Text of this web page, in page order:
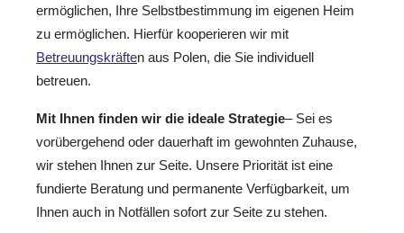
ermöglichen, Ihre Selbstbestimmung im eigenen Heim
zu ermöglichen. Hierfür kooperieren wir mit
Betreuungskräften aus Polen, die Sie individuell
betreuen.
Mit Ihnen finden wir die ideale Strategie– Sei es
vorübergehend oder dauerhaft im gewohnten Zuhause,
wir stehen Ihnen zur Seite. Unsere Priorität ist eine
fundierte Beratung und permanente Verfügbarkeit, um
Ihnen auch in Notfällen sofort zur Seite zu stehen.